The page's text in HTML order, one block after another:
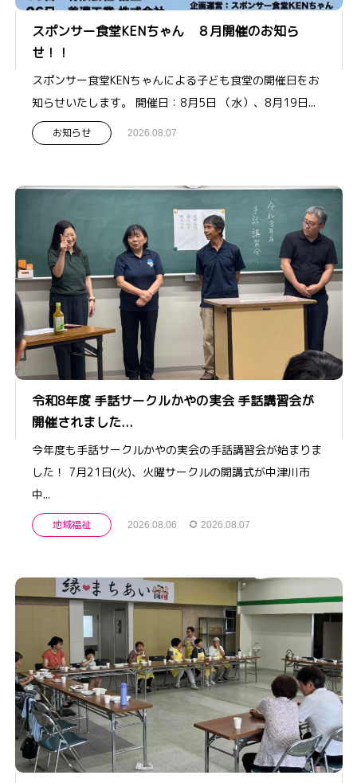
スポンサー食堂KENちゃん ８月開催のお知ら
せ！！
スポンサー食堂KENちゃんによる子ども食堂の開催日をお
知らせいたします。 開催日：8月5日 （水）、8月19日...
お知らせ 2026.08.07
令和8年度 手話サークルかやの実会 手話講習会が
開催されました...
今年度も手話サークルかやの実会の手話講習会が始まりま
した！ 7月21日(火)、火曜サークルの開講式が中津川市
中...
地域福祉 2026.08.06 2026.08.07